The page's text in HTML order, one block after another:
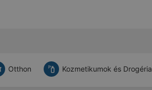
Otthon Kozmetikumok és Drogéria